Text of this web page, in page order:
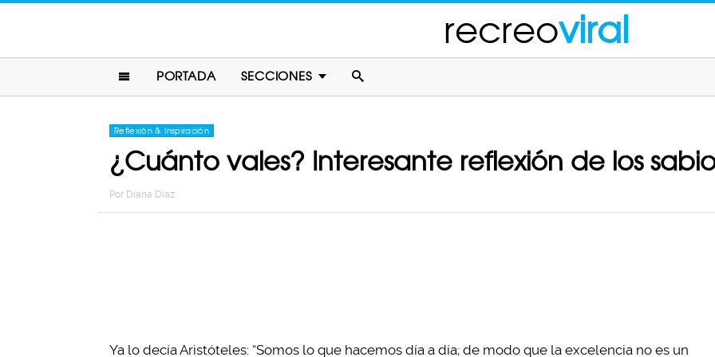
recreoviral
PORTADA SECCIONES
Reflexión & Inspiración
¿Cuánto vales? Interesante reflexión de los
Por Diana Diaz
Ya lo decía Aristóteles: “Somos lo que hacemos día a día; de modo que la excelencia no es un